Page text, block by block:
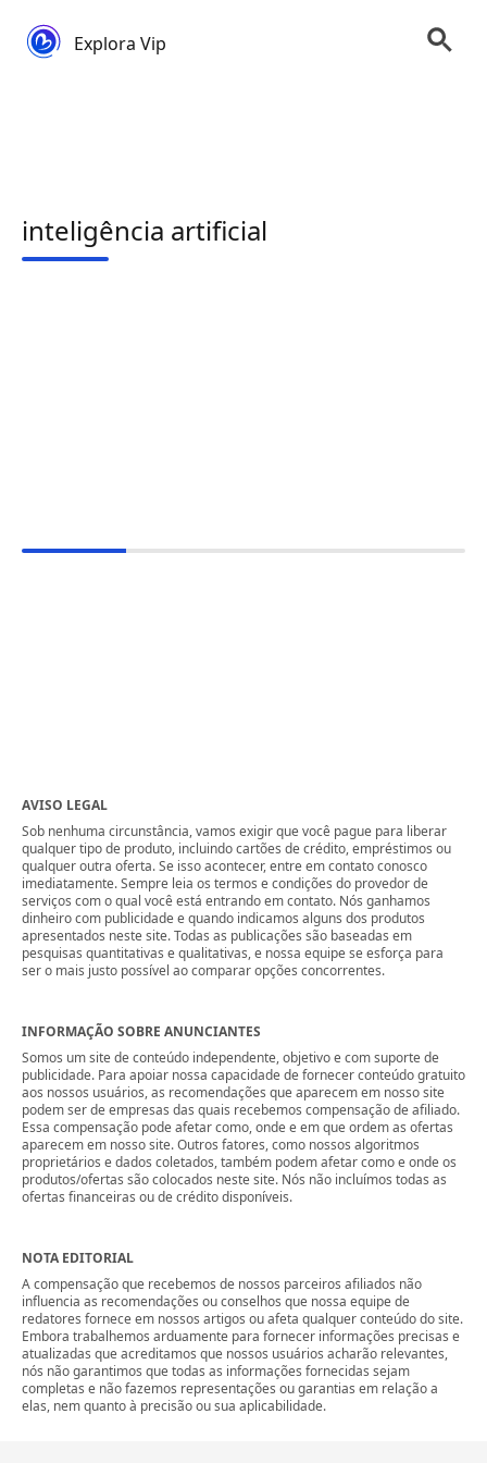
Explora Vip
inteligência artificial
AVISO LEGAL
Sob nenhuma circunstância, vamos exigir que você pague para liberar
qualquer tipo de produto, incluindo cartões de crédito, empréstimos ou
qualquer outra oferta. Se isso acontecer, entre em contato conosco
imediatamente. Sempre leia os termos e condições do provedor de
serviços com o qual você está entrando em contato. Nós ganhamos
dinheiro com publicidade e quando indicamos alguns dos produtos
apresentados neste site. Todas as publicações são baseadas em
pesquisas quantitativas e qualitativas, e nossa equipe se esforça para
ser o mais justo possível ao comparar opções concorrentes.
INFORMAÇÃO SOBRE ANUNCIANTES
Somos um site de conteúdo independente, objetivo e com suporte de
publicidade. Para apoiar nossa capacidade de fornecer conteúdo gratuito
aos nossos usuários, as recomendações que aparecem em nosso site
podem ser de empresas das quais recebemos compensação de afiliado.
Essa compensação pode afetar como, onde e em que ordem as ofertas
aparecem em nosso site. Outros fatores, como nossos algoritmos
proprietários e dados coletados, também podem afetar como e onde os
produtos/ofertas são colocados neste site. Nós não incluímos todas as
ofertas financeiras ou de crédito disponíveis.
NOTA EDITORIAL
A compensação que recebemos de nossos parceiros afiliados não
influencia as recomendações ou conselhos que nossa equipe de
redatores fornece em nossos artigos ou afeta qualquer conteúdo do site.
Embora trabalhemos arduamente para fornecer informações precisas e
atualizadas que acreditamos que nossos usuários acharão relevantes,
nós não garantimos que todas as informações fornecidas sejam
completas e não fazemos representações ou garantias em relação a
elas, nem quanto à precisão ou sua aplicabilidade.